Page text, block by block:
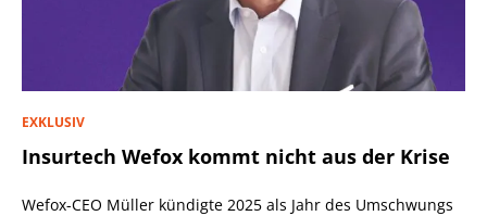
EXKLUSIV
Insurtech Wefox kommt nicht aus der Krise
Wefox-CEO Müller kündigte 2025 als Jahr des Umschwungs